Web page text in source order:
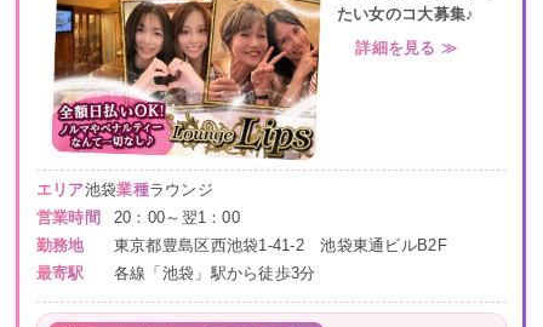
たい女のコ大募集♪
詳細を見る ≫
エリア池袋業種ラウンジ
営業時間
20：00～翌1：00
勤務地
東京都豊島区西池袋1-41-2 池袋東通ビルB2F
最寄駅
各線「池袋」駅から徒歩3分